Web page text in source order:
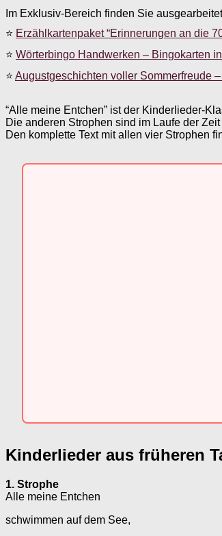
Im Exklusiv-Bereich finden Sie
⭐ Erzählkartenpaket “Erinnerungen an die
⭐ Wörterbingo Handwerken – Bingokarten
⭐ Augustgeschichten voller Sommerfreude
“Alle meine Entchen” ist der Kinderlieder-
Die anderen Strophen sind im Laufe der
Den komplette Text mit allen vier Strophen
Kinderlieder aus früheren
1. Strophe
Alle meine Entchen
schwimmen auf dem See,